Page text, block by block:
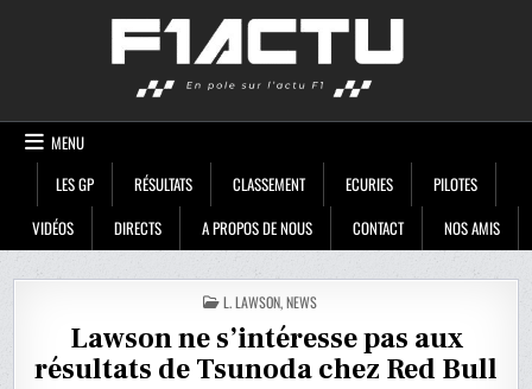
MENU
LES GP
RÉSULTATS CLASSEMENT ECURIES
PILOTES
VIDÉOS
DIRECTS A PROPOS DE NOUS CONTACT NOS AMIS
POSTED
IN
L. LAWSON,NEWS
Lawson ne s’intéresse pas aux
résultats de Tsunoda chez Red Bull